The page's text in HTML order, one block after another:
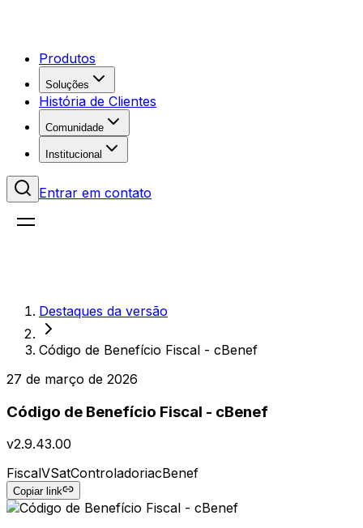
Produtos
Soluções
História de Clientes
Comunidade
Institucional
Entrar em contato
Destaques da versão
Código de Benefício Fiscal - cBenef
27 de março de 2026
Código de Benefício Fiscal - cBenef
v2.9.43.00
FiscalVSatControladoriacBenef
Copiar link